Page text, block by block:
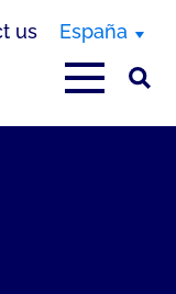
us España